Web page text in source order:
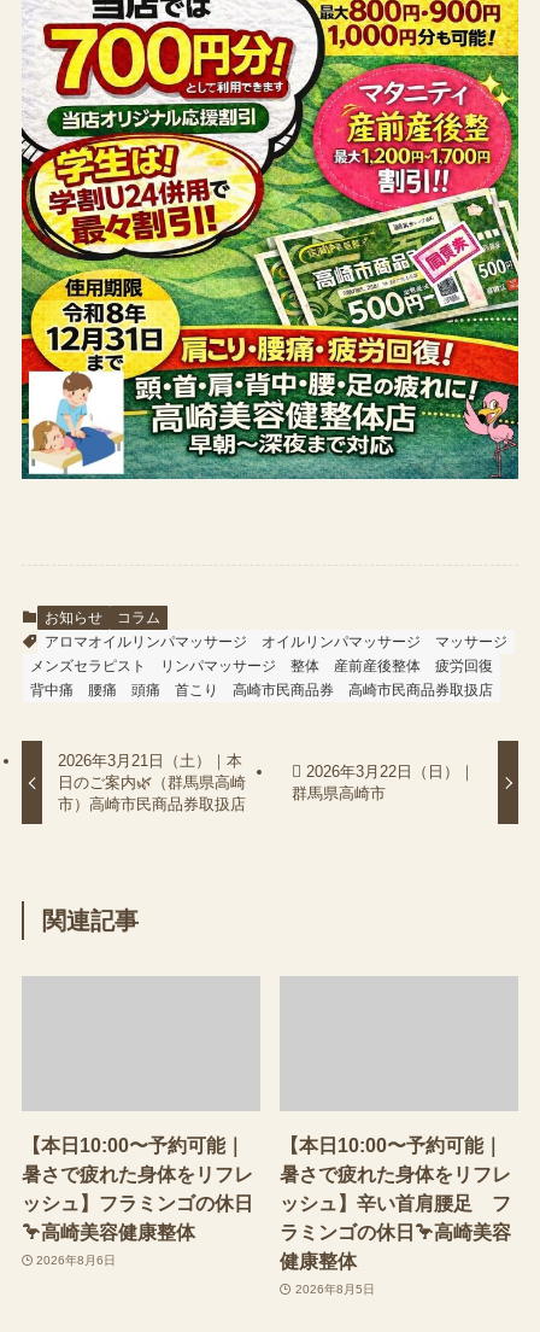
お知らせ
コラム
アロマオイルリンパマッサージ
オイルリンパマッサージ
マッサージ
メンズセラピスト
リンパマッサージ 整体 産前産後整体
疲労回復
背中痛
腰痛 頭痛 首こり 高崎市民商品券 高崎市民商品券取扱店
2026年3月21日（土）｜本
日のご案内🌿（群馬県高崎
市）高崎市民商品券取扱店
 2026年3月22日（日）｜
群馬県高崎市
関連記事
【本日10:00〜予約可能｜
暑さで疲れた身体をリフレ
ッシュ】フラミンゴの休日
🦩高崎美容健康整体
2026年8月6日
【本日10:00〜予約可能｜
暑さで疲れた身体をリフレ
ッシュ】辛い首肩腰足 フ
ラミンゴの休日🦩高崎美容
健康整体
2026年8月5日